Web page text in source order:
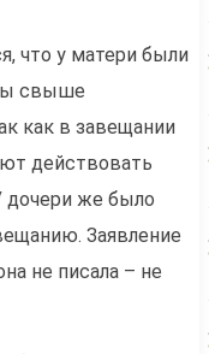
что у матери были
свыше
как в завещании
действовать
дочери же было
Заявление
не писала – не